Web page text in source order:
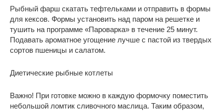
Рыбный фарш скатать тефтельками и отправить в формы
для кексов. Формы установить над паром на решетке и
тушить на программе «Пароварка» в течение 25 минут.
Подавать ароматное угощение лучше с пастой из твердых
сортов пшеницы и салатом.
Диетические рыбные котлеты
Важно! При готовке можно в каждую формочку поместить
небольшой ломтик сливочного маслица. Таким образом,